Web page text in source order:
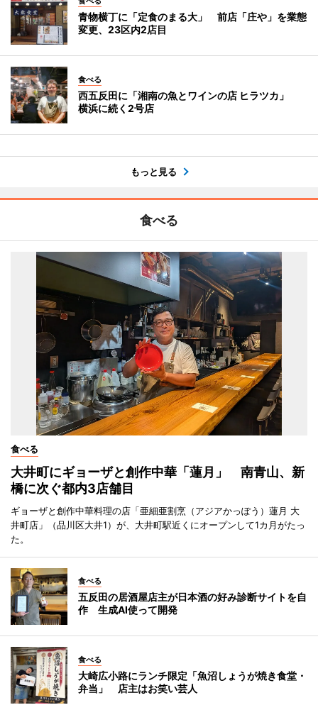
青物横丁に「定食のまる大」 前店「庄や」を業態
変更、23区内2店目
食べる
西五反田に「湘南の魚とワインの店 ヒラツカ」
横浜に続く2号店
もっと見る
食べる
食べる
大井町にギョーザと創作中華「蓮月」 南青山、新
橋に次ぐ都内3店舗目
ギョーザと創作中華料理の店「亜細亜割烹（アジアかっぽう）蓮月 大
井町店」（品川区大井1）が、大井町駅近くにオープンして1カ月がたっ
た。
食べる
五反田の居酒屋店主が日本酒の好み診断サイトを自
作 生成AI使って開発
食べる
大崎広小路にランチ限定「魚沼しょうが焼き食堂・
弁当」 店主はお笑い芸人